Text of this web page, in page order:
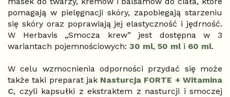
pomagają w pielęgnacji skóry, zapobiegają starzeniu
się skóry oraz poprawiają jej elastyczność i jędrność.
W Herbavis „Smocza krew” jest dostępna w 3
wariantach pojemnościowych: 30 ml, 50 mli 60 ml.
W celu wzmocnienia odporności przydać się może
także taki preparat jak Nasturcja FORTE + Witamina
C, czyli kapsułki z ekstraktem z nasturcji i smoczej